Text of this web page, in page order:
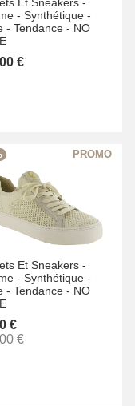
Et Sneakers -
- Synthétique -
- Tendance - NO
€
Et Sneakers -
- Synthétique -
- Tendance - NO
€
€